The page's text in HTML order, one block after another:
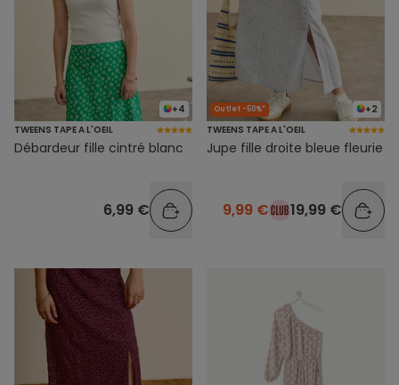
+4
TWEENS TAPE A L'OEIL
Débardeur fille cintré blanc
6,99 €
+2
Outlet -50%*
TWEENS TAPE A L'OEIL
Jupe fille droite bleue fleurie
9,99 € 19,99 €